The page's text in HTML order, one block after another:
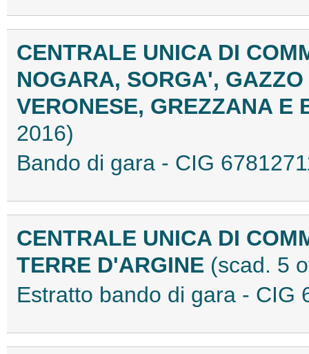
CENTRALE UNICA DI
NOGARA, SORGA', GAZZO
VERONESE, GREZZANA E
2016)
Bando di gara - CIG
CENTRALE UNICA DI
TERRE D'ARGINE (scad. 5
Estratto bando di gara - CIG